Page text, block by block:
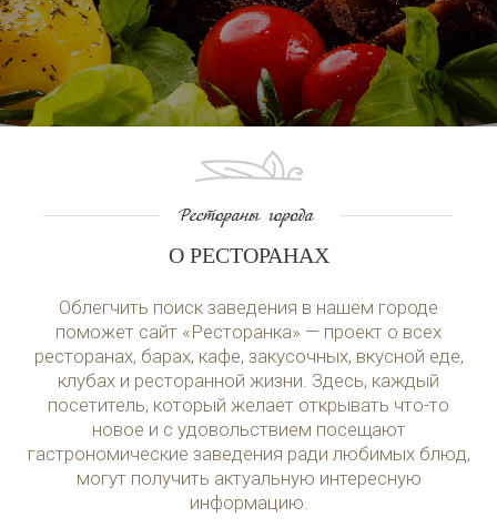
О РЕСТОРАНАХ
Облегчить поиск заведения в нашем городе
поможет сайт «Ресторанка» — проект о всех
ресторанах, барах, кафе, закусочных, вкусной еде,
клубах и ресторанной жизни. Здесь, каждый
посетитель, который желает открывать что-то
новое и с удовольствием посещают
гастрономические заведения ради любимых блюд,
могут получить актуальную интересную
информацию.